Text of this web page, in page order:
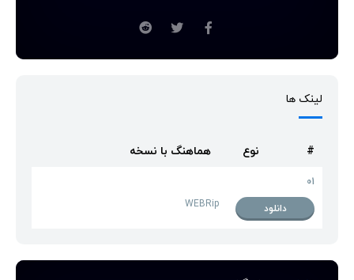
لینک ها
# نوع هماهنگ با نسخه
01
دانلود
WEBRip